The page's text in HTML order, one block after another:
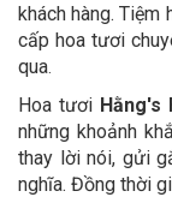
khách hàng. Tiệm
cấp hoa tươi
qua
Hoa tươi Hằng's
những khoảnh
thay lời nói, gửi
nghĩa. Đồng thời